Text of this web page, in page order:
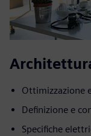
Ottimizzazione
Definizione e
Specifiche